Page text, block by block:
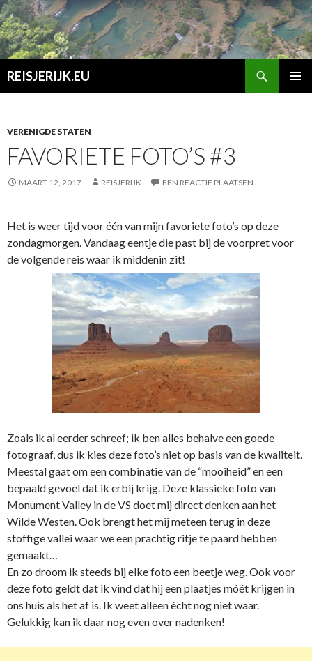
REISJERIJK.EU
VERENIGDE STATEN
FAVORIETE FOTO’S #3
MAART 12, 2017 REISJERIJK EEN REACTIE PLAATSEN
Het is weer tijd voor één van mijn favoriete foto’s op deze
zondagmorgen. Vandaag eentje die past bij de voorpret voor
de volgende reis waar ik middenin zit!
Zoals ik al eerder schreef; ik ben alles behalve een goede
fotograaf, dus ik kies deze foto’s niet op basis van de kwaliteit.
Meestal gaat om een combinatie van de “mooiheid” en een
bepaald gevoel dat ik erbij krijg. Deze klassieke foto van
Monument Valley in de VS doet mij direct denken aan het
Wilde Westen. Ook brengt het mij meteen terug in deze
stoffige vallei waar we een prachtig ritje te paard hebben
gemaakt…
En zo droom ik steeds bij elke foto een beetje weg. Ook voor
deze foto geldt dat ik vind dat hij een plaatjes móét krijgen in
ons huis als het af is. Ik weet alleen écht nog niet waar.
Gelukkig kan ik daar nog even over nadenken!